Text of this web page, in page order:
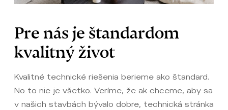
Pre nás je štandardom
kvalitný život
Kvalitné technické riešenia berieme ako štandard.
No to nie je všetko. Veríme, že ak chceme, aby sa
v našich stavbách bývalo dobre, technická stránka